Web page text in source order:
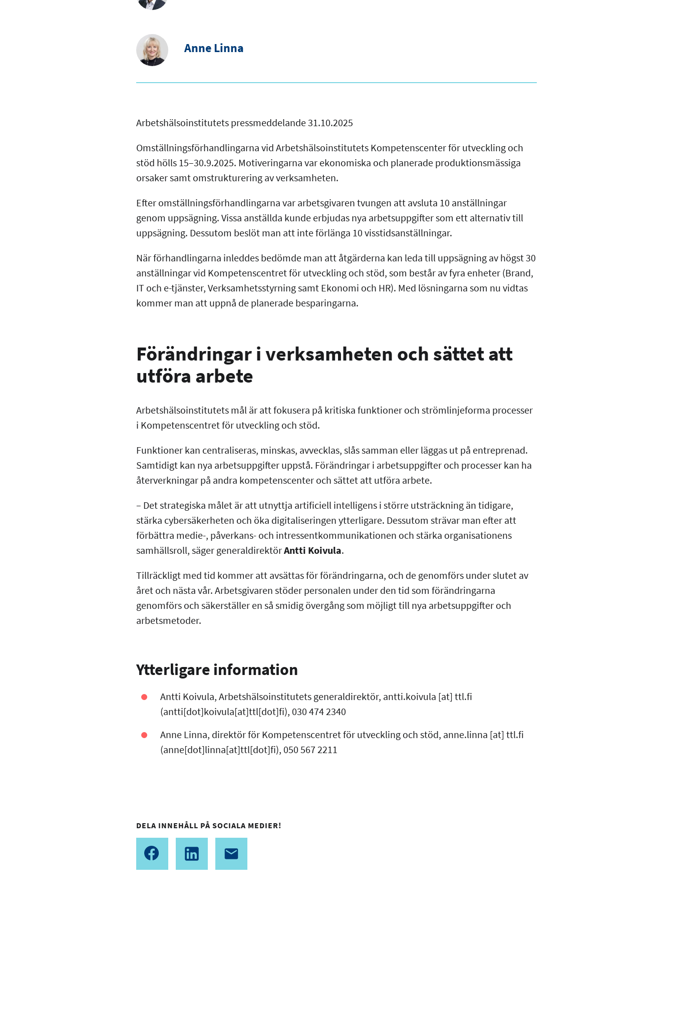
Anne Linna
Arbetshälsoinstitutets pressmeddelande 31.10.2025
Omställningsförhandlingarna vid Arbetshälsoinstitutets Kompetenscenter för utveckling och
stöd hölls 15–30.9.2025. Motiveringarna var ekonomiska och planerade produktionsmässiga
orsaker samt omstrukturering av verksamheten.
Efter omställningsförhandlingarna var arbetsgivaren tvungen att avsluta 10 anställningar
genom uppsägning. Vissa anställda kunde erbjudas nya arbetsuppgifter som ett alternativ till
uppsägning. Dessutom beslöt man att inte förlänga 10 visstidsanställningar.
När förhandlingarna inleddes bedömde man att åtgärderna kan leda till uppsägning av högst 30
anställningar vid Kompetenscentret för utveckling och stöd, som består av fyra enheter (Brand,
IT och e-tjänster, Verksamhetsstyrning samt Ekonomi och HR). Med lösningarna som nu vidtas
kommer man att uppnå de planerade besparingarna.
Förändringar i verksamheten och sättet att
utföra arbete
Arbetshälsoinstitutets mål är att fokusera på kritiska funktioner och strömlinjeforma processer
i Kompetenscentret för utveckling och stöd.
Funktioner kan centraliseras, minskas, avvecklas, slås samman eller läggas ut på entreprenad.
Samtidigt kan nya arbetsuppgifter uppstå. Förändringar i arbetsuppgifter och processer kan ha
återverkningar på andra kompetenscenter och sättet att utföra arbete.
– Det strategiska målet är att utnyttja artificiell intelligens i större utsträckning än tidigare,
stärka cybersäkerheten och öka digitaliseringen ytterligare. Dessutom strävar man efter att
förbättra medie-, påverkans- och intressentkommunikationen och stärka organisationens
samhällsroll, säger generaldirektörAntti Koivula.
Tillräckligt med tid kommer att avsättas för förändringarna, och de genomförs under slutet av
året och nästa vår. Arbetsgivaren stöder personalen under den tid som förändringarna
genomförs och säkerställer en så smidig övergång som möjligt till nya arbetsuppgifter och
arbetsmetoder.
Ytterligare information
Antti Koivula, Arbetshälsoinstitutets generaldirektör, antti.koivula [at]ttl.fi
(antti[dot]koivula[at]ttl[dot]fi), 030 474 2340
Anne Linna, direktör för Kompetenscentret för utveckling och stöd, anne.linna [at]ttl.fi
(anne[dot]linna[at]ttl[dot]fi), 050 567 2211
DELA INNEHÅLL PÅ SOCIALA MEDIER!